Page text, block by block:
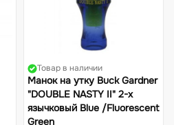
Товар в наличии
Манок на утку Buck Gardner
"DOUBLE NASTY II" 2-х
язычковый Blue /Fluorescent
Green